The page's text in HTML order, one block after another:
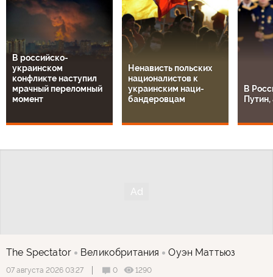
В российско-
украинском
конфликте наступил
мрачный переломный
момент
Ненависть польских
националистов к
украинским наци-
бандеровцам
В
The Spectator Великобритания Оуэн Маттьюз
07 августа 2026 03:27 0
1290